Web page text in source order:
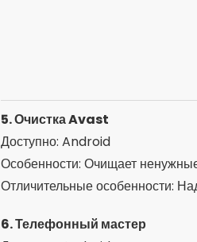
8. Универсальный набор
Доступно: Android
Возможности: 30 инструментов
файловый менеджер.
Отличительные особенности:
пользователей.